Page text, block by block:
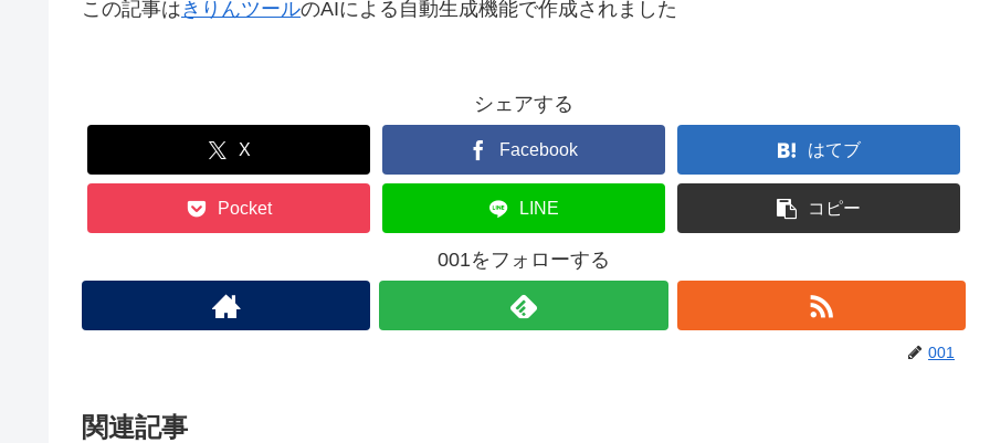
この記事はきりんツールのAIによる自動生成機能で作成されました
シェアする
X Facebook はてブ
Pocket LINE コピー
001をフォローする
001
関連記事